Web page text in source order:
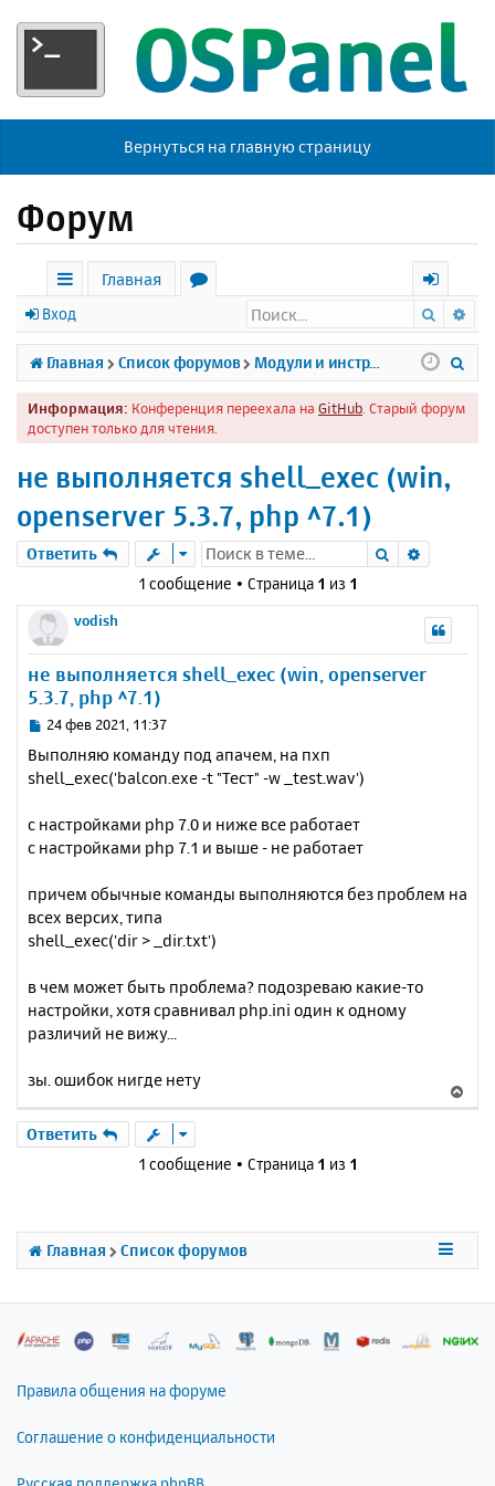
Вернуться на главную страницу
Форум
с
ы
л
к
Главная
р
у
м
х
о
д
Вход Поиск
Главная Список форумов Модули и инструменты
Информация: Конференция переехала на GitHub . Старый форум
доступен только для чтения.
не выполняется shell_exec (win,
openserver 5.3.7, php ^7.1)
Ответить Поиск
1 сообщение • Страница 1 из 1
vodish
не выполняется shell_exec (win, openserver
5.3.7, php ^7.1)
С
о
б
е
н
24 фев 2021, 11:37
Выполняю команду под апачем, на пхп
shell_exec('balcon.exe -t "Тест" -w _test.wav')
c настройками php 7.0 и ниже все работает
c настройками php 7.1 и выше - не работает
причем обычные команды выполняются без проблем на
всех версих, типа
shell_exec('dir > _dir.txt')
в чем может быть проблема? подозреваю какие-то
настройки, хотя сравнивал php.ini один к одному
различий не вижу...
зы. ошибок нигде нету
е
с
н
ч
Ответить
1 сообщение • Страница 1 из 1
Главная Список форумов
Правила общения на форуме
Соглашение о конфиденциальности